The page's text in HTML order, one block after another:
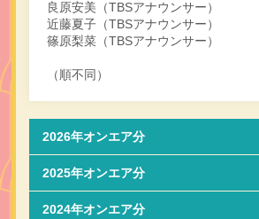
良原安美（TBSアナウンサー）
近藤夏子（TBSアナウンサー）
篠原梨菜（TBSアナウンサー）
（順不同）
2026年オンエア分
2025年オンエア分
2024年オンエア分